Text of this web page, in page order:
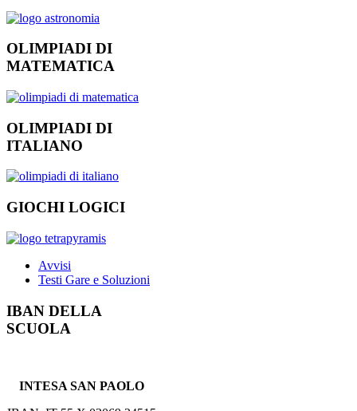
OLIMPIADI DI
MATEMATICA
OLIMPIADI DI
ITALIANO
GIOCHI LOGICI
Avvisi
Testi Gare e Soluzioni
IBAN DELLA
SCUOLA
INTESA SAN PAOLO